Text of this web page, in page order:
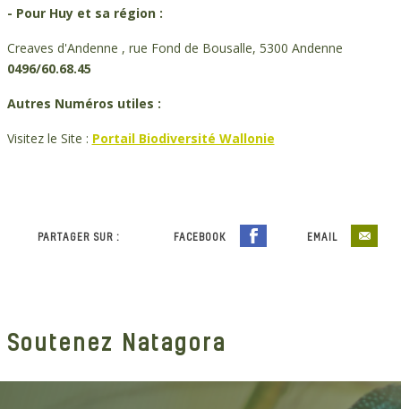
- Pour Huy et sa région :
Creaves d'Andenne , rue Fond de Bousalle, 5300 Andenne
0496/60.68.45
Autres Numéros utiles :
Visitez le Site : Portail Biodiversité Wallonie
PARTAGER SUR : FACEBOOK EMAIL
Soutenez Natagora